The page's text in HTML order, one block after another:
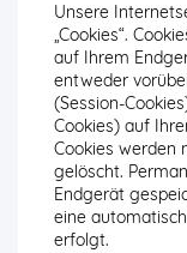
Unsere
„Cookies“.
auf Ihrem
entweder
(Session-
Cookies) auf
Cookies werden
gelöscht.
Endgerät
eine
erfolgt.